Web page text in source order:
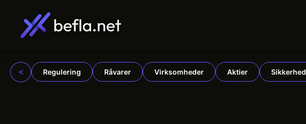
indhold
< Regulering Råvarer Virksomheder Aktier Sikkerhed